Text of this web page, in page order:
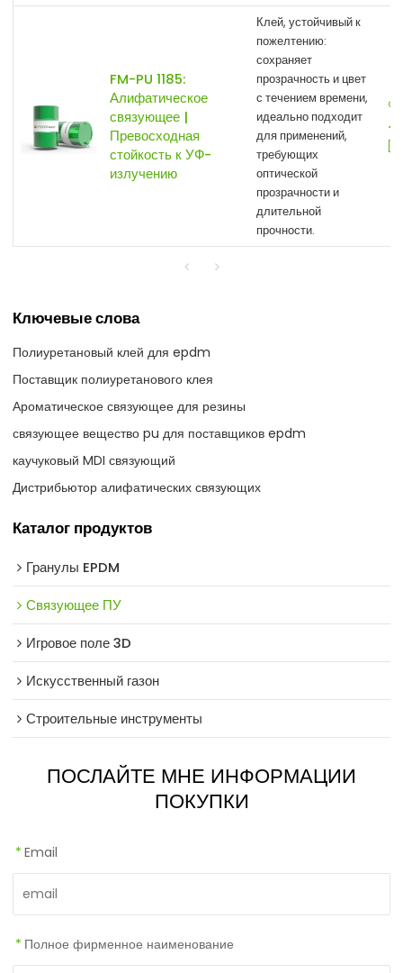
FM-PU 1185:
Алифатическое
связующее |
Превосходная
стойкость к УФ-
излучению
Клей, устойчивый к
пожелтению:
сохраняет
прозрачность и цвет
с течением времени,
идеально подходит
для применений,
требующих
оптической
прозрачности и
длительной
прочности.
Ключевые слова
Полиуретановый клей для epdm
Поставщик полиуретанового клея
Ароматическое связующее для резины
связующее вещество pu для поставщиков epdm
каучуковый MDI связующий
Дистрибьютор алифатических связующих
Каталог продуктов
Гранулы EPDM
Связующее ПУ
Игровое поле 3D
Искусственный газон
Строительные инструменты
ПОСЛАЙТЕ МНЕ ИНФОРМАЦИИ
ПОКУПКИ
* Email
* Полное фирменное наименование